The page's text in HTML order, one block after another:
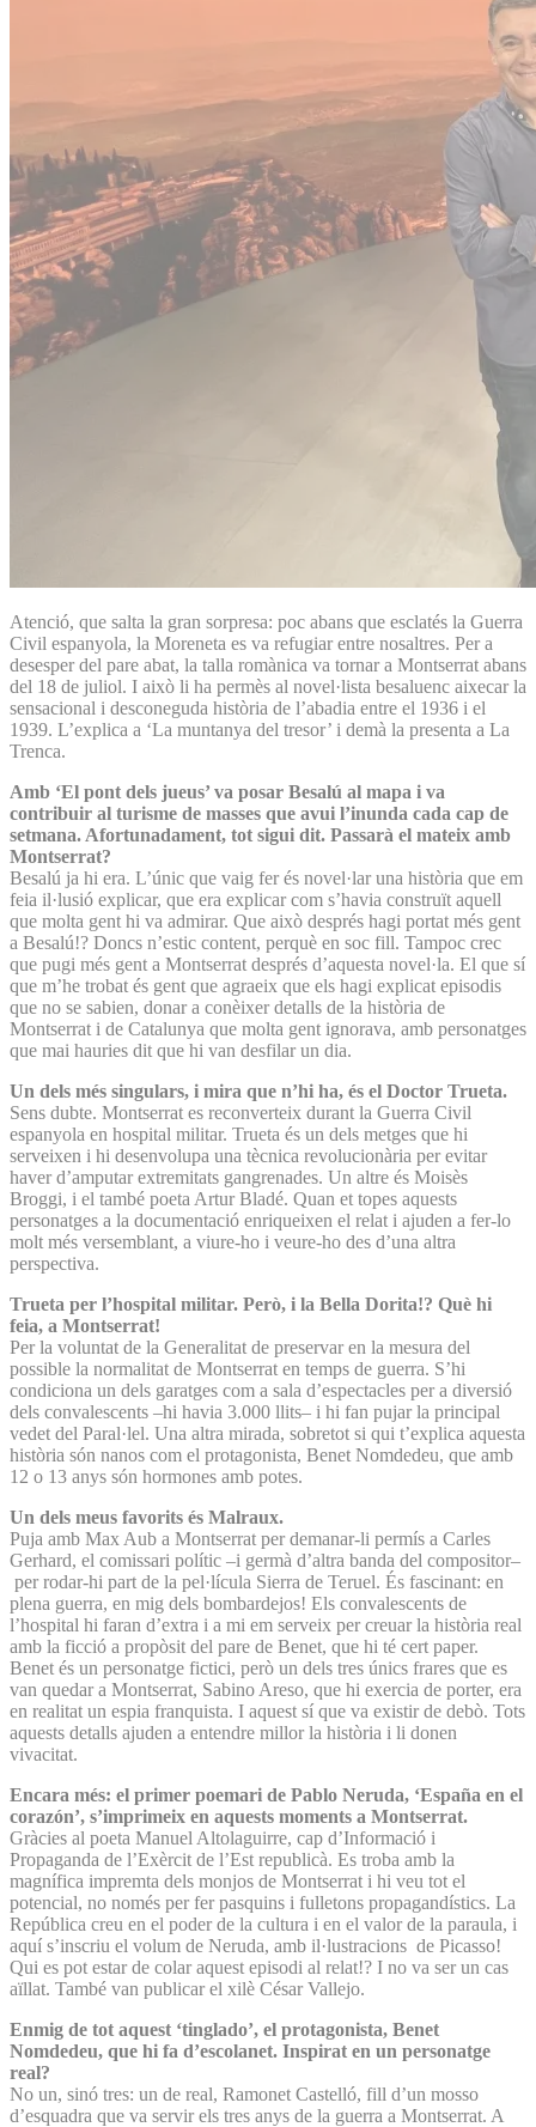
Atenció, que salta la gran sorpresa: poc abans que esclatés la Guerra
Civil espanyola, la Moreneta es va refugiar entre nosaltres. Per a
desesper del pare abat, la talla romànica va tornar a Montserrat abans
del 18 de juliol. I això li ha permès al novel·lista besaluenc aixecar la
sensacional i desconeguda història de l’abadia entre el 1936 i el
1939. L’explica a ‘La muntanya del tresor’ i demà la presenta a La
Trenca.
Amb ‘El pont dels jueus’ va posar Besalú al mapa i va
contribuir al turisme de masses que avui l’inunda cada cap de
setmana. Afortunadament, tot sigui dit. Passarà el mateix amb
Montserrat?
Besalú ja hi era. L’únic que vaig fer és novel·lar una història que em
feia il·lusió explicar, que era explicar com s’havia construït aquell
que molta gent hi va admirar. Que això després hagi portat més gent
a Besalú!? Doncs n’estic content, perquè en soc fill. Tampoc crec
que pugi més gent a Montserrat després d’aquesta novel·la. El que sí
que m’he trobat és gent que agraeix que els hagi explicat episodis
que no se sabien, donar a conèixer detalls de la història de
Montserrat i de Catalunya que molta gent ignorava, amb personatges
que mai hauries dit que hi van desfilar un dia.
Un dels més singulars, i mira que n’hi ha, és el Doctor Trueta.
Sens dubte. Montserrat es reconverteix durant la Guerra Civil
espanyola en hospital militar. Trueta és un dels metges que hi
serveixen i hi desenvolupa una tècnica revolucionària per evitar
haver d’amputar extremitats gangrenades. Un altre és Moisès
Broggi, i el també poeta Artur Bladé. Quan et topes aquests
personatges a la documentació enriqueixen el relat i ajuden a fer-lo
molt més versemblant, a viure-ho i veure-ho des d’una altra
perspectiva.
Trueta per l’hospital militar. Però, i la Bella Dorita!? Què hi
feia, a Montserrat!
Per la voluntat de la Generalitat de preservar en la mesura del
possible la normalitat de Montserrat en temps de guerra. S’hi
condiciona un dels garatges com a sala d’espectacles per a diversió
dels convalescents –hi havia 3.000 llits– i hi fan pujar la principal
vedet del Paral·lel. Una altra mirada, sobretot si qui t’explica aquesta
història són nanos com el protagonista, Benet Nomdedeu, que amb
12 o 13 anys són hormones amb potes.
Un dels meus favorits és Malraux.
Puja amb Max Aub a Montserrat per demanar-li permís a Carles
Gerhard, el comissari polític –i germà d’altra banda del compositor–
per rodar-hi part de la pel·lícula Sierra de Teruel. És fascinant: en
plena guerra, en mig dels bombardejos! Els convalescents de
l’hospital hi faran d’extra i a mi em serveix per creuar la història real
amb la ficció a propòsit del pare de Benet, que hi té cert paper.
Benet és un personatge fictici, però un dels tres únics frares que es
van quedar a Montserrat, Sabino Areso, que hi exercia de porter, era
en realitat un espia franquista. I aquest sí que va existir de debò. Tots
aquests detalls ajuden a entendre millor la història i li donen
vivacitat.
Encara més: el primer poemari de Pablo Neruda, ‘España en el
corazón’, s’imprimeix en aquests moments a Montserrat.
Gràcies al poeta Manuel Altolaguirre, cap d’Informació i
Propaganda de l’Exèrcit de l’Est republicà. Es troba amb la
magnífica impremta dels monjos de Montserrat i hi veu tot el
potencial, no només per fer pasquins i fulletons propagandístics. La
República creu en el poder de la cultura i en el valor de la paraula, i
aquí s’inscriu el volum de Neruda, amb il·lustracions de Picasso!
Qui es pot estar de colar aquest episodi al relat!? I no va ser un cas
aïllat. També van publicar el xilè César Vallejo.
Enmig de tot aquest ‘tinglado’, el protagonista, Benet
Nomdedeu, que hi fa d’escolanet. Inspirat en un personatge
real?
No un, sinó tres: un de real, Ramonet Castelló, fill d’un mosso
d’esquadra que va servir els tres anys de la guerra a Montserrat. A